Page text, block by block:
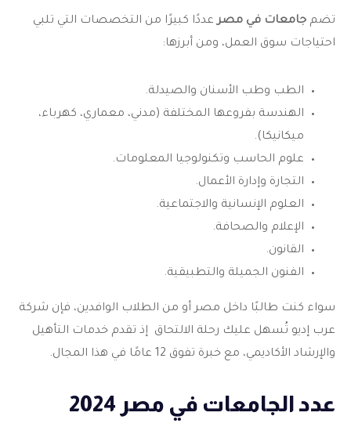
تضم جامعات في مصرعددًا كبيرًا من التخصصات التي تلبي
احتياجات سوق العمل، ومن أبرزها:
الطب وطب الأسنان والصيدلة.
الهندسة بفروعها المختلفة (مدني، معماري، كهرباء،
ميكانيكا).
علوم الحاسب وتكنولوجيا المعلومات.
التجارة وإدارة الأعمال.
العلوم الإنسانية والاجتماعية.
الإعلام والصحافة.
القانون.
الفنون الجميلة والتطبيقية.
سواء كنت طالبًا داخل مصر أو من الطلاب الوافدين، فإن شركة
عرب إديو تُسهل عليك رحلة الالتحاق إذ تقدم خدمات التأهيل
والإرشاد الأكاديمي، مع خبرة تفوق 12 عامًا في هذا المجال.
عدد الجامعات في مصر 2024